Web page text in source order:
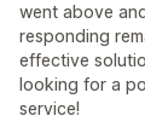
went above
responding
effective
looking for a
service!